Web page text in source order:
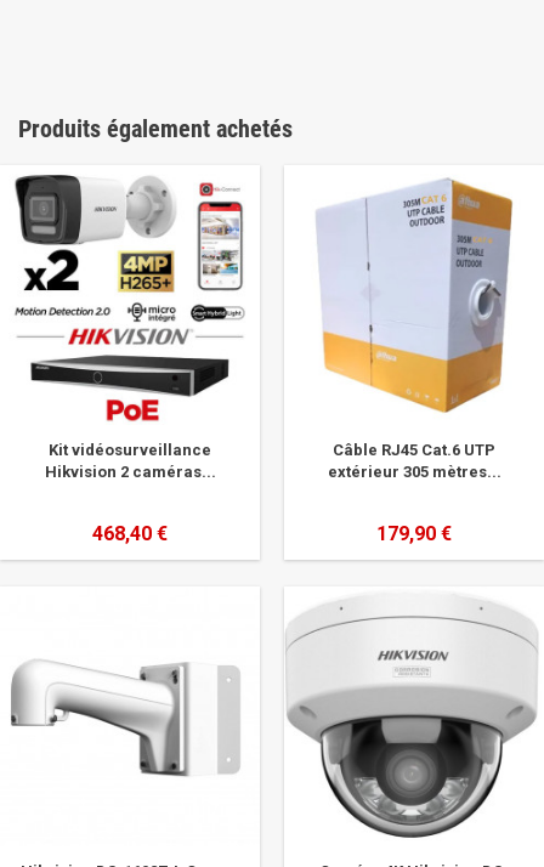
Produits également achetés
Kit vidéosurveillance
Hikvision 2 caméras...
468,40 €
Câble RJ45 Cat.6 UTP
extérieur 305 mètres...
179,90 €